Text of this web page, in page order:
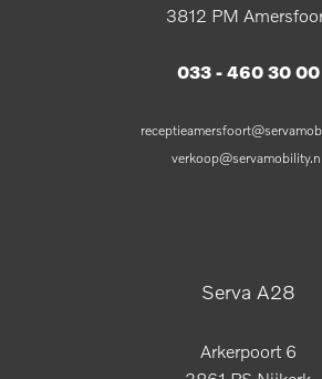
3812 PM
033 - 460 30 00
verkoop@servamobility.nl
Serva A28
Arkerpoort 6